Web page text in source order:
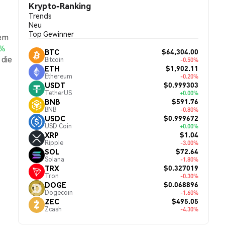
Krypto-Ranking
Trends
Neu
Top Gewinner
BTC
Bitcoin
$64,304.00
-0.50%
ETH
Ethereum
$1,902.11
-0.20%
USDT
TetherUS
$0.999303
+0.00%
BNB
BNB
$591.76
-0.80%
USDC
USD Coin
$0.999672
+0.00%
XRP
Ripple
$1.04
-3.00%
SOL
Solana
$72.64
-1.80%
TRX
Tron
$0.327019
-0.30%
DOGE
Dogecoin
$0.068896
-1.60%
ZEC
Zcash
$495.05
-4.30%